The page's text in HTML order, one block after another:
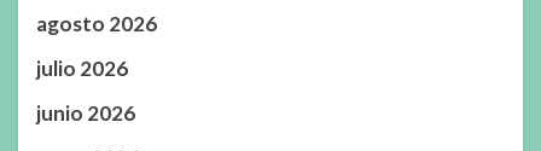
agosto 2026
julio 2026
junio 2026